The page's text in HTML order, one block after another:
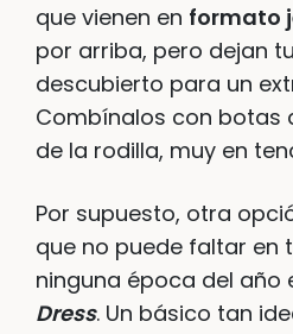
que vienen en formato
por arriba, pero dejan
descubierto para un
Combínalos con botas
de la rodilla, muy en
Por supuesto, otra
que no puede faltar en
ninguna época del año
Dress. Un básico tan